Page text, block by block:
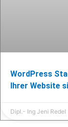
WordPress
Ihrer Website
Dipl.- Ing Jeni Redel